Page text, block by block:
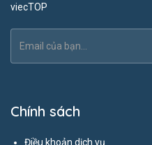
viecTOP
Chính sách
Điều khoản dịch vụ